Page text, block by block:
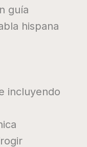
guía
hispana
incluyendo